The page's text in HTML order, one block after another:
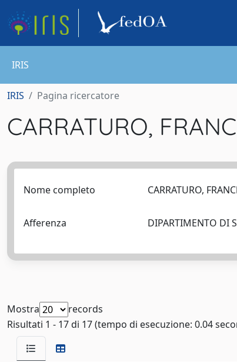
IRIS
IRIS Pagina ricercatore
CARRATURO,
Nome completo CARRATURO,
Afferenza DIPARTIMENTO DI
Mostra
records
Risultati 1 - 17 di 17 (tempo di esecuzione: 0.04